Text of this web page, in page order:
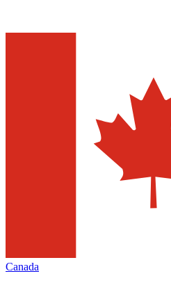
Canada